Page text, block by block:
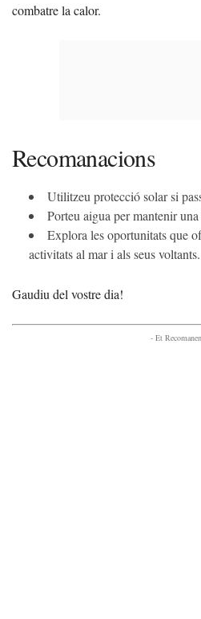
combatre la calor.
Recomanacions
Utilitzeu protecció solar si
Porteu aigua per mantenir
Explora les oportunitats que
activitats al mar i als seus voltants.
Gaudiu del vostre dia!
- Et